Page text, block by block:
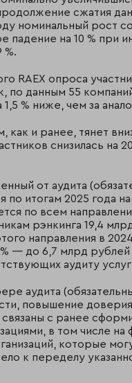
сжатия
номинальный рост
падение на 10 % при
%.
RAEX опроса
по данным 55
% ниже, чем за
и ранее, тянет
снизилась на
от аудита
итогам 2025 года на
по всем
рэнкинга 19,4
направления в
% — до 6,7 млрд
аудиту
аудита
повышение
с ранее
в том числе
которые
к переделу